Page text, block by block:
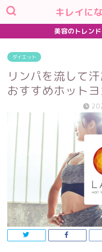
キレイに
美容のトレン
ダイエット
リンパを流して
おすすめホット